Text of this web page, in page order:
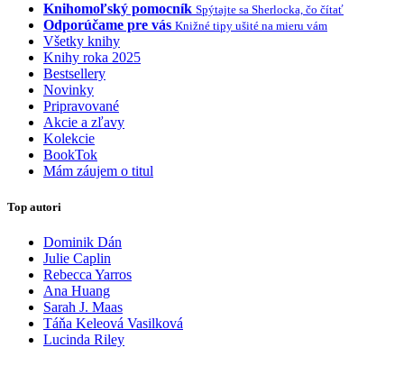
Knihomoľský pomocník Spýtajte sa Sherlocka, čo čítať
Odporúčame pre vás Knižné tipy ušité na mieru vám
Všetky knihy
Knihy roka 2025
Bestsellery
Novinky
Pripravované
Akcie a zľavy
Kolekcie
BookTok
Mám záujem o titul
Top autori
Dominik Dán
Julie Caplin
Rebecca Yarros
Ana Huang
Sarah J. Maas
Táňa Keleová Vasilková
Lucinda Riley